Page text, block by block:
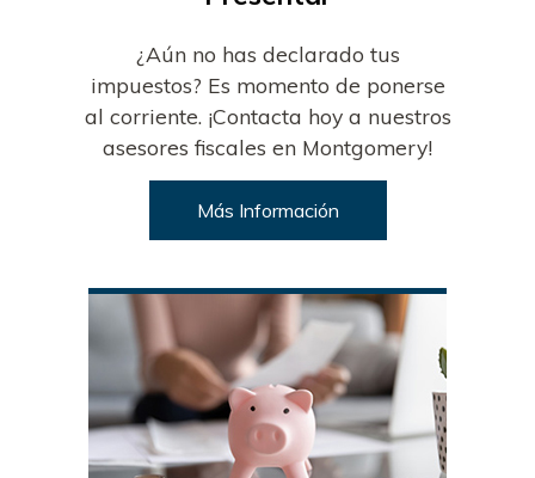
¿Aún no has declarado tus
impuestos? Es momento de ponerse
al corriente. ¡Contacta hoy a nuestros
asesores fiscales en Montgomery!
Más Información